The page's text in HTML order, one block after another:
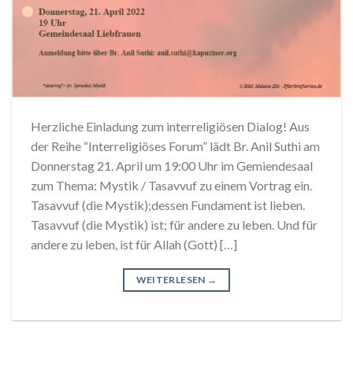
Herzliche Einladung zum interreligiösen Dialog! Aus
der Reihe “Interreligiöses Forum” lädt Br. Anil Suthi am
Donnerstag 21. April um 19:00 Uhr im Gemiendesaal
zum Thema: Mystik / Tasavvuf zu einem Vortrag ein.
Tasavvuf (die Mystik);dessen Fundament ist lieben.
Tasavvuf (die Mystik) ist; für andere zu leben. Und für
andere zu leben, ist für Allah (Gott) […]
WEITERLESEN →